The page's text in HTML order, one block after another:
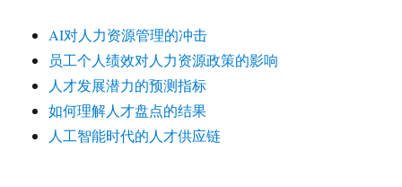
AI对人力资源管理的冲击
员工个人绩效对人力资源政策的影响
人才发展潜力的预测指标
如何理解人才盘点的结果
人工智能时代的人才供应链